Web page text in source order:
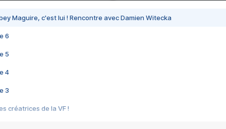
Maguire, c'est lui ! Rencontre avec Damien Witecka
6
5
4
3
créatrices de la VF !